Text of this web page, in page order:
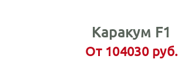
Каракум F1
От 104030 руб.